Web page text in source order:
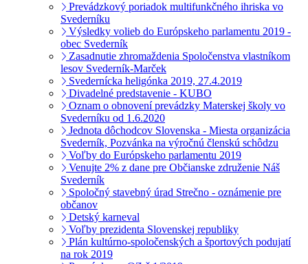
Prevádzkový poriadok multifunkčného ihriska vo
Svederníku
Výsledky volieb do Európskeho parlamentu 2019 -
obec Svederník
Zasadnutie zhromaždenia Spoločenstva vlastníkom
lesov Svederník-Marček
Svedernícka heligónka 2019, 27.4.2019
Divadelné predstavenie - KUBO
Oznam o obnovení prevádzky Materskej školy vo
Svederníku od 1.6.2020
Jednota dôchodcov Slovenska - Miesta organizácia
Svederník, Pozvánka na výročnú členskú schôdzu
Voľby do Európskeho parlamentu 2019
Venujte 2% z dane pre Občianske združenie Náš
Svederník
Spoločný stavebný úrad Strečno - oznámenie pre
občanov
Detský karneval
Voľby prezidenta Slovenskej republiky
Plán kultúrno-spoločenských a športových podujatí
na rok 2019